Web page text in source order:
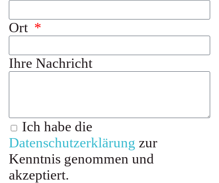
Ort
Ihre Nachricht
Ich habe die
Datenschutzerklärung zur
Kenntnis genommen und
akzeptiert.